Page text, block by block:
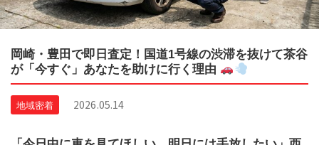
岡崎・豊田で即日査定！国道1号線の渋滞を抜けて茶谷
が「今すぐ」あなたを助けに行く理由
地域密着 2026.05.14